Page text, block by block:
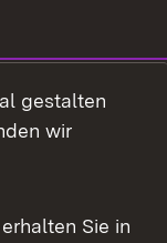
gestalten
wir
Sie in